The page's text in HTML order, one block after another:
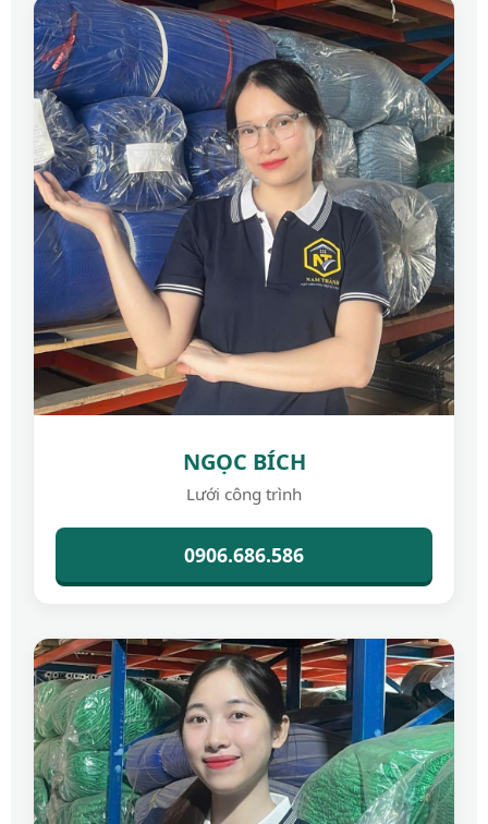
NGỌC BÍCH
Lưới công trình
0906.686.586